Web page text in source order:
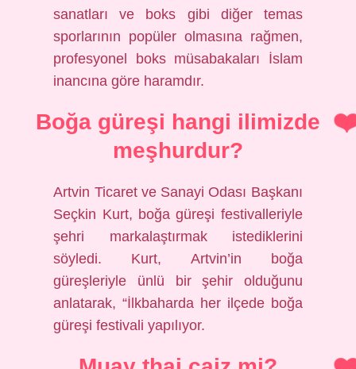
sanatları ve boks gibi diğer temas
sporlarının popüler olmasına rağmen,
profesyonel boks müsabakaları İslam
inancına göre haramdır.
Boğa güreşi hangi ilimizde
meşhurdur?
Artvin Ticaret ve Sanayi Odası Başkanı
Seçkin Kurt, boğa güreşi festivalleriyle
şehri markalaştırmak istediklerini
söyledi. Kurt, Artvin’in boğa
güreşleriyle ünlü bir şehir olduğunu
anlatarak, “İlkbaharda her ilçede boğa
güreşi festivali yapılıyor.